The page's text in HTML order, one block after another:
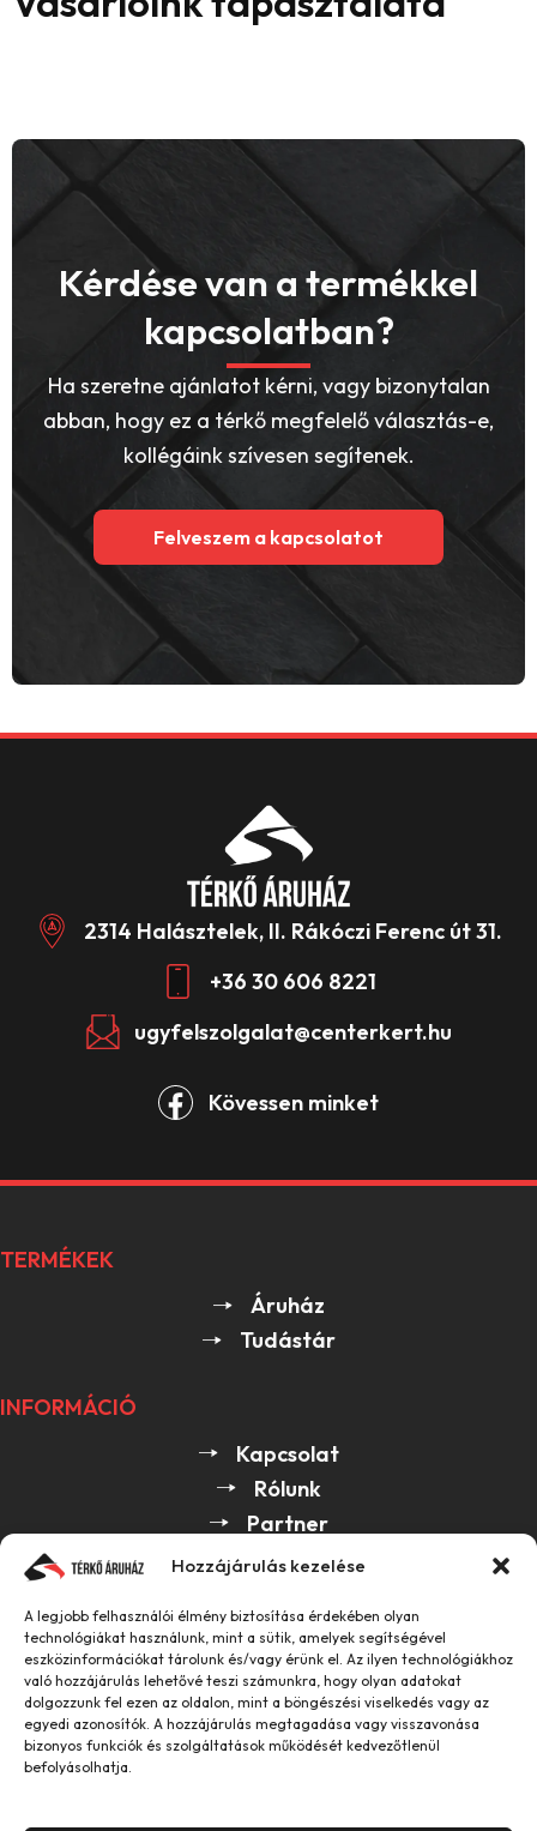
Hozzájárulás kezelése
A legjobb felhasználói élmény biztosítása érdekében olyan
technológiákat használunk, mint a sütik, amelyek segítségével
eszközinformációkat tárolunk és/vagy érünk el. Az ilyen technológiákhoz
való hozzájárulás lehetővé teszi számunkra, hogy olyan adatokat
dolgozzunk fel ezen az oldalon, mint a böngészési viselkedés vagy az
egyedi azonosítók. A hozzájárulás megtagadása vagy visszavonása
bizonyos funkciók és szolgáltatások működését kedvezőtlenül
befolyásolhatja.
Kérdése van a termékkel
kapcsolatban?
Ha szeretne ajánlatot kérni, vagy bizonytalan
abban, hogy ez a térkő megfelelő választás-e,
kollégáink szívesen segítenek.
Felveszem a kapcsolatot
2314 Halásztelek, II. Rákóczi Ferenc út 31.
+36 30 606 8221
ugyfelszolgalat@centerkert.hu
Kövessen minket
TERMÉKEK
Áruház
Tudástár
INFORMÁCIÓ
Kapcsolat
Rólunk
Partner
HASZNOS
ÁSZF
GDPR
2026 Center Kert Kft. Minden jog fenntartva.